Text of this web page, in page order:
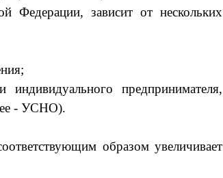
Федерации, зависит от нескольких
предпринимателя,
- УСНО).
образом увеличивает